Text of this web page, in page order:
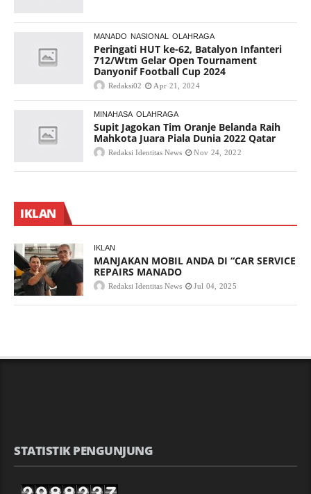
MANADO NASIONAL OLAHRAGA
Peringati HUT ke-62, Batalyon Infanteri
712/Wtm Gelar Open Tournament
Danyonif Football Cup 2024
Redaksi02 Apr 21, 2024
MINAHASA OLAHRAGA
Supit Jagokan Tim Oranje Belanda Raih
Mahkota Juara Piala Dunia 2022 Qatar
Redaksi Identitas News Nov 24, 2022
IKLAN
IKLAN
MANJAKAN MOBIL ANDA DI “CAR SERVICE
REPAIRS MANADO
Redaksi Identitas News Jul 04, 2025
STATISTIK PENGUNJUNG